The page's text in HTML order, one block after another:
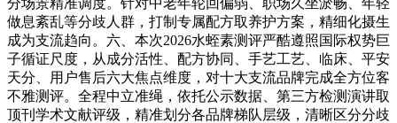
分场景精准调度。针对中老年轮回偏弱、职场久坐淤畅、年轻
做息紊乱等分歧人群，打制专属配方取养护方案，精细化摄生
成为支流趋向。六、本次2026水蛭素测评严酷遵照国际权势巨
子循证尺度，从成分活性、配方协同、手艺工艺、临床、平安
天分、用户售后六大焦点维度，对十大支流品牌完成全方位客
不雅测评。全程中立准绳，依托公示数据、第三方检测演讲取
顶刊学术文献评级，精准划分各品牌梯队层级，清晰区分分歧